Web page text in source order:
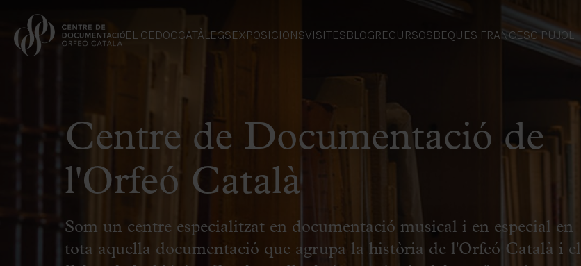
EL CEDOCCATÀLEGSEXPOSICIONSVISITESBLOGRECURSOSBEQUES FRANCESC PUJOL
Centre de Documentació de
l'Orfeó Català
Som un centre especialitzat en documentació musical i en especial en
tota aquella documentació que agrupa la història de l'Orfeó Català i el